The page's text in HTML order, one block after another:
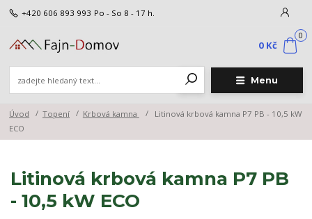
Menu
+420 606 893 993 Po - So 8 - 17 h.
0
0 Kč
Úvod Topení Krbová kamna
Litinová krbová kamna P7 PB - 10,5 kW
ECO
Litinová krbová kamna P7 PB
- 10,5 kW ECO